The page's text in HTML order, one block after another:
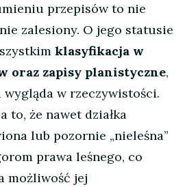
przepisów to nie
zalesiony. O jego statusie
klasyfikacja w
oraz zapisy planistyczne,
wygląda w rzeczywistości.
to, że nawet działka
lub pozornie „nieleśna”
prawa leśnego, co
możliwość jej